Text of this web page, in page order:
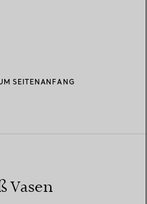
SEITENANFANG
Vasen